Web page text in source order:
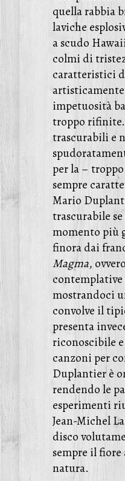
quella rabbia
laviche
a scudo
colmi di
caratteristici
impetuosità
troppo
trascurabili e
per la –
sempre
Mario
trascurabile
momento più
finora dai
Magma,
mostrandoci
convolve il
presenta
riconoscibile
canzoni per
Duplantier è
rendendo le
esperimenti
Jean-Michel
disco
sempre il
natura.